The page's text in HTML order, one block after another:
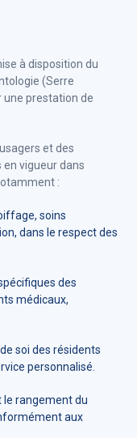
à disposition du
(Serre
une prestation de
et des
vigueur dans
:
soins
dans le respect des
des
médicaux,
soi des résidents
personnalisé.
le rangement du
aux